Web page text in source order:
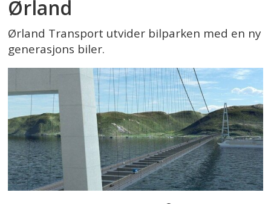
Ørland
Ørland Transport utvider bilparken med en ny
generasjons biler.